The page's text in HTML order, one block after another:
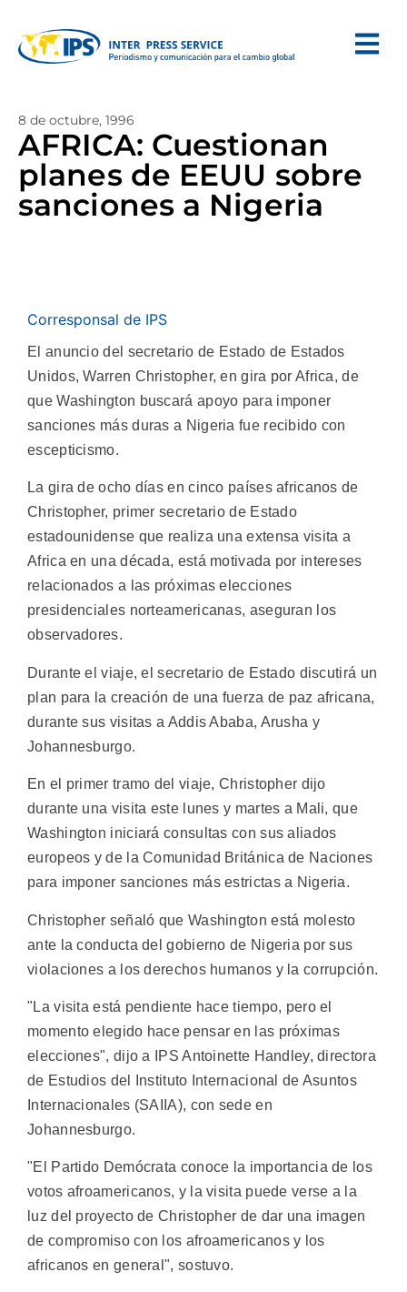
8 de octubre, 1996
AFRICA: Cuestionan
planes de EEUU sobre
sanciones a Nigeria
Corresponsal de IPS
El anuncio del secretario de Estado de Estados
Unidos, Warren Christopher, en gira por Africa, de
que Washington buscará apoyo para imponer
sanciones más duras a Nigeria fue recibido con
escepticismo.
La gira de ocho días en cinco países africanos de
Christopher, primer secretario de Estado
estadounidense que realiza una extensa visita a
Africa en una década, está motivada por intereses
relacionados a las próximas elecciones
presidenciales norteamericanas, aseguran los
observadores.
Durante el viaje, el secretario de Estado discutirá un
plan para la creación de una fuerza de paz africana,
durante sus visitas a Addis Ababa, Arusha y
Johannesburgo.
En el primer tramo del viaje, Christopher dijo
durante una visita este lunes y martes a Mali, que
Washington iniciará consultas con sus aliados
europeos y de la Comunidad Británica de Naciones
para imponer sanciones más estrictas a Nigeria.
Christopher señaló que Washington está molesto
ante la conducta del gobierno de Nigeria por sus
violaciones a los derechos humanos y la corrupción.
"La visita está pendiente hace tiempo, pero el
momento elegido hace pensar en las próximas
elecciones", dijo a IPS Antoinette Handley, directora
de Estudios del Instituto Internacional de Asuntos
Internacionales (SAIIA), con sede en
Johannesburgo.
"El Partido Demócrata conoce la importancia de los
votos afroamericanos, y la visita puede verse a la
luz del proyecto de Christopher de dar una imagen
de compromiso con los afroamericanos y los
africanos en general", sostuvo.